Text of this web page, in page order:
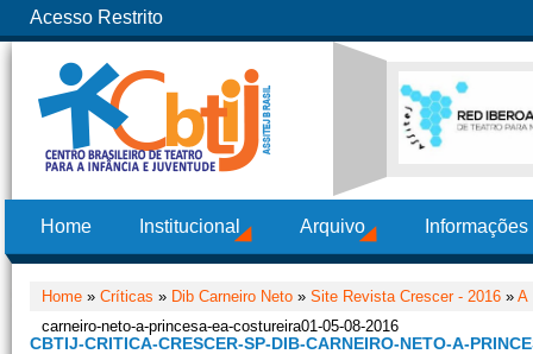
Acesso Restrito
Home Institucional Arquivo
Home » Críticas » Dib Carneiro Neto » Site Revista Crescer - 2016 » A
carneiro-neto-a-princesa-ea-costureira01-05-08-2016
CBTIJ-CRITICA-CRESCER-SP-DIB-CARNEIRO-NETO-A-